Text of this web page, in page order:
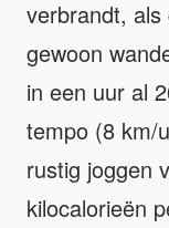
verbrandt,
gewoon
in een uur al
tempo (8 km/
rustig joggen
kilocalorieën